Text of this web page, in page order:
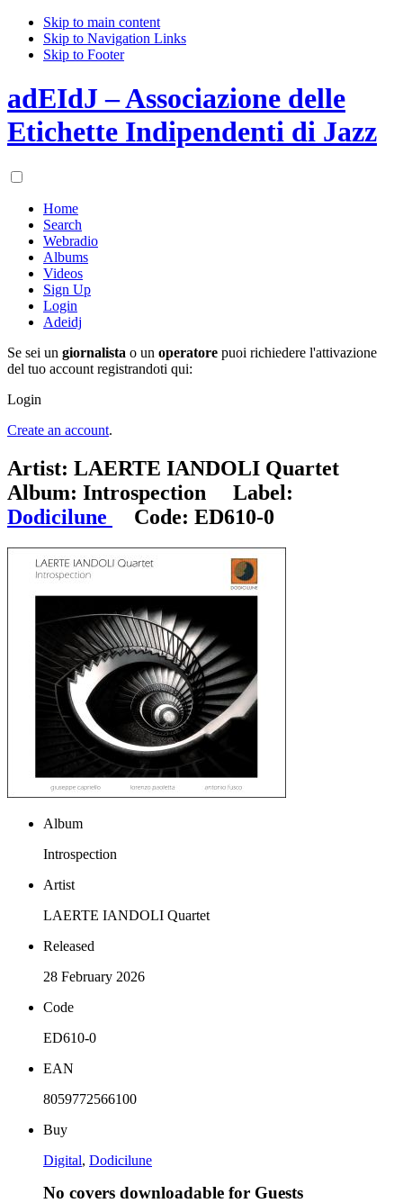
Skip to main content
Skip to Navigation Links
Skip to Footer
adEIdJ – Associazione delle
Etichette Indipendenti di Jazz
Home
Search
Webradio
Albums
Videos
Sign Up
Login
Adeidj
Se sei un giornalista o un operatore puoi richiedere l'attivazione
del tuo account registrandoti qui:
Login
Create an account.
Artist: LAERTE IANDOLI Quartet
Album: Introspection Label:
Dodicilune
Code: ED610-0
Album
Introspection
Artist
LAERTE IANDOLI Quartet
Released
28 February 2026
Code
ED610-0
EAN
8059772566100
Buy
Digital, Dodicilune
No covers downloadable for Guests